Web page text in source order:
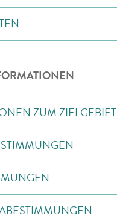
ZUM ZIELGEBIET